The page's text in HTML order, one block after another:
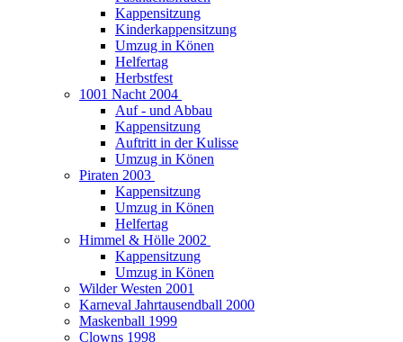
Kappensitzung
Kinderkappensitzung
Umzug in Könen
Helfertag
Herbstfest
1001 Nacht 2004
Auf - und Abbau
Kappensitzung
Auftritt in der Kulisse
Umzug in Könen
Piraten 2003
Kappensitzung
Umzug in Könen
Helfertag
Himmel & Hölle 2002
Kappensitzung
Umzug in Könen
Wilder Westen 2001
Karneval Jahrtausendball 2000
Maskenball 1999
Clowns 1998